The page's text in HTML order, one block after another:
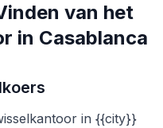
van het
in Casablanca
in {{city}}